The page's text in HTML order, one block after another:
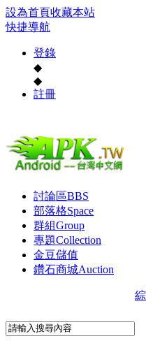
設為首頁收藏本站
快捷導航
登錄
◆
◆
註冊
討論區BBS
部落格Space
群組Group
專題Collection
金豆儲值
鑽石商城Auction